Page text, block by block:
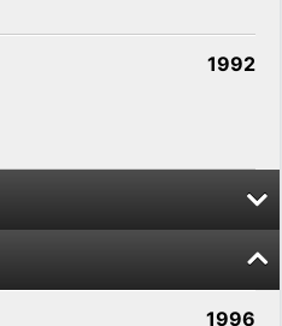
1992
2009
1996